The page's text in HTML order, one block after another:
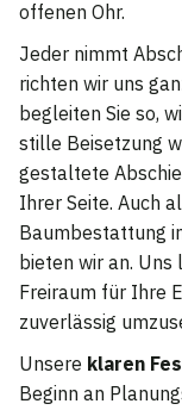
offenen Ohr.
Jeder nimmt
richten wir uns
begleiten Sie so,
stille Beisetzung
gestaltete
Ihrer Seite. Auch
Baumbestattung
bieten wir an.
Freiraum für Ihre
zuverlässig
Unsere klaren
Beginn an